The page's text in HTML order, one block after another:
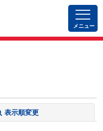
メニュー
表示順変更